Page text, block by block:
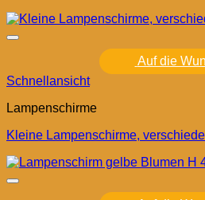
Auf die
Schnellansicht
Lampenschirme
Kleine Lampenschirme,